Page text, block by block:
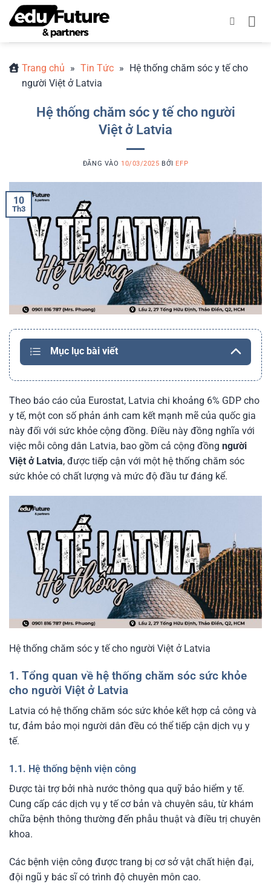
qua
Trang chủ » Tin Tức » Hệ thống chăm sóc y tế cho
người Việt ở Latvia
Hệ thống chăm sóc y tế cho người
Việt ở Latvia
ĐĂNG VÀO 10/03/2025 BỞI EFP
10
Th3
Mục lục bài viết
Theo báo cáo của Eurostat, Latvia chi khoảng 6% GDP cho
y tế, một con số phản ánh cam kết mạnh mẽ của quốc gia
này đối với sức khỏe cộng đồng. Điều này đồng nghĩa với
việc mỗi công dân Latvia, bao gồm cả cộng đồng người
Việt ở Latvia, được tiếp cận với một hệ thống chăm sóc
sức khỏe có chất lượng và mức độ đầu tư đáng kể.
Hệ thống chăm sóc y tế cho người Việt ở Latvia
1. Tổng quan về hệ thống chăm sóc sức khỏe
cho người Việt ở Latvia
Latvia có hệ thống chăm sóc sức khỏe kết hợp cả công và
tư, đảm bảo mọi người dân đều có thể tiếp cận dịch vụ y
tế.
1.1. Hệ thống bệnh viện công
Được tài trợ bởi nhà nước thông qua quỹ bảo hiểm y tế.
Cung cấp các dịch vụ y tế cơ bản và chuyên sâu, từ khám
chữa bệnh thông thường đến phẫu thuật và điều trị chuyên
khoa.
Các bệnh viện công được trang bị cơ sở vật chất hiện đại,
đội ngũ y bác sĩ có trình độ chuyên môn cao.